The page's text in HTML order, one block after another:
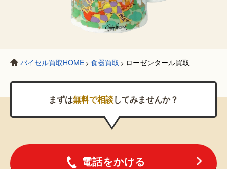
バイセル買取HOME > 食器買取 > ローゼンタール買取
まずは無料で相談してみませんか？
電話をかける